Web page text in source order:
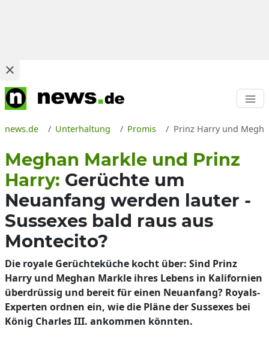
news.de Unterhaltung Promis Prinz Harry und
Meghan Markle und Prinz
Harry: Gerüchte um
Neuanfang werden lauter -
Sussexes bald raus aus
Montecito?
Die royale Gerüchteküche kocht über: Sind Prinz
Harry und Meghan Markle ihres Lebens in Kalifornien
überdrüssig und bereit für einen Neuanfang? Royals-
Experten ordnen ein, wie die Pläne der Sussexes bei
König Charles III. ankommen könnten.